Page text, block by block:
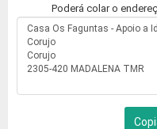
Poderá colar o